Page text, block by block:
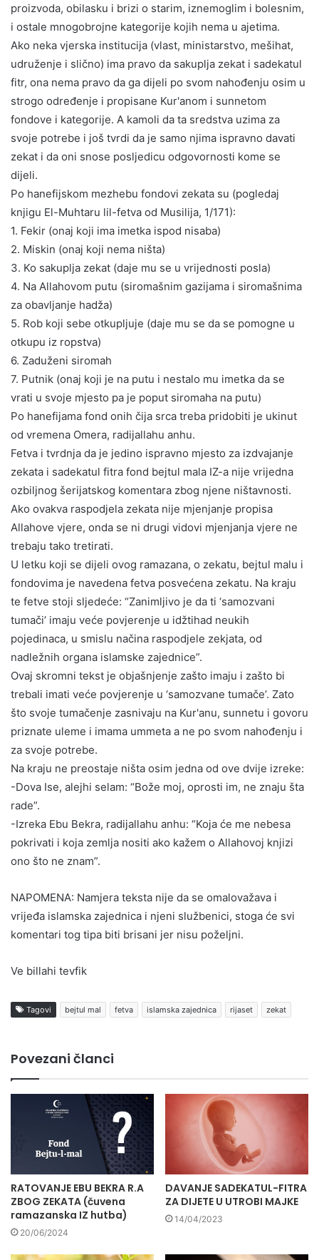
proizvoda, obilasku i brizi o starim, iznemoglim i bolesnim,
i ostale mnogobrojne kategorije kojih nema u ajetima.
Ako neka vjerska institucija (vlast, ministarstvo, mešihat,
udruženje i slično) ima pravo da sakuplja zekat i sadekatul
fitr, ona nema pravo da ga dijeli po svom nahođenju osim u
strogo određenje i propisane Kur'anom i sunnetom
fondove i kategorije. A kamoli da ta sredstva uzima za
svoje potrebe i još tvrdi da je samo njima ispravno davati
zekat i da oni snose posljedicu odgovornosti kome se
dijeli.
Po hanefijskom mezhebu fondovi zekata su (pogledaj
knjigu El-Muhtaru lil-fetva od Musilija, 1/171):
1. Fekir (onaj koji ima imetka ispod nisaba)
2. Miskin (onaj koji nema ništa)
3. Ko sakuplja zekat (daje mu se u vrijednosti posla)
4. Na Allahovom putu (siromašnim gazijama i siromašnima
za obavljanje hadža)
5. Rob koji sebe otkupljuje (daje mu se da se pomogne u
otkupu iz ropstva)
6. Zaduženi siromah
7. Putnik (onaj koji je na putu i nestalo mu imetka da se
vrati u svoje mjesto pa je poput siromaha na putu)
Po hanefijama fond onih čija srca treba pridobiti je ukinut
od vremena Omera, radijallahu anhu.
Fetva i tvrdnja da je jedino ispravno mjesto za izdvajanje
zekata i sadekatul fitra fond bejtul mala IZ-a nije vrijedna
ozbiljnog šerijatskog komentara zbog njene ništavnosti.
Ako ovakva raspodjela zekata nije mjenjanje propisa
Allahove vjere, onda se ni drugi vidovi mjenjanja vjere ne
trebaju tako tretirati.
U letku koji se dijeli ovog ramazana, o zekatu, bejtul malu i
fondovima je navedena fetva posvećena zekatu. Na kraju
te fetve stoji sljedeće: “Zanimljivo je da ti ‘samozvani
tumači’ imaju veće povjerenje u idžtihad neukih
pojedinaca, u smislu načina raspodjele zekjata, od
nadležnih organa islamske zajednice”.
Ovaj skromni tekst je objašnjenje zašto imaju i zašto bi
trebali imati veće povjerenje u ‘samozvane tumače’. Zato
što svoje tumačenje zasnivaju na Kur'anu, sunnetu i govoru
priznate uleme i imama ummeta a ne po svom nahođenju i
za svoje potrebe.
Na kraju ne preostaje ništa osim jedna od ove dvije izreke:
-Dova Ise, alejhi selam: “Bože moj, oprosti im, ne znaju šta
rade”.
-Izreka Ebu Bekra, radijallahu anhu: “Koja će me nebesa
pokrivati i koja zemlja nositi ako kažem o Allahovoj knjizi
ono što ne znam”.
NAPOMENA: Namjera teksta nije da se omalovažava i
vrijeđa islamska zajednica i njeni službenici, stoga će svi
komentari tog tipa biti brisani jer nisu poželjni.
Ve billahi tevfik
Tagovi bejtul mal fetva islamska zajednica rijaset zekat
Povezani članci
RATOVANJE EBU BEKRA R.A
ZBOG ZEKATA (čuvena
ramazanska IZ hutba)
20/06/2024
DAVANJE SADEKATUL-FITRA
ZA DIJETE U UTROBI MAJKE
14/04/2023